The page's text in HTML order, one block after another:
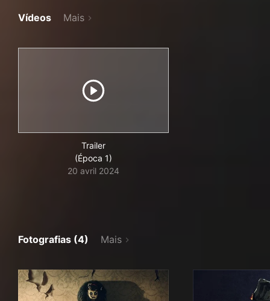
Vídeos Mais
Trailer
(Época 1)
20 avril 2024
Fotografias (4) Mais